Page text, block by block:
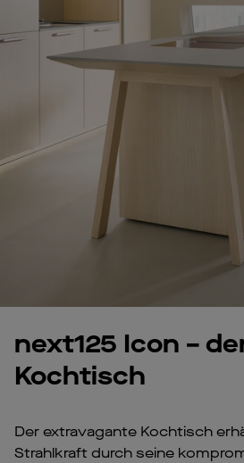
next125 Icon –
Kochtisch
Der extravagante Kochtisch
Strahlkraft durch seine